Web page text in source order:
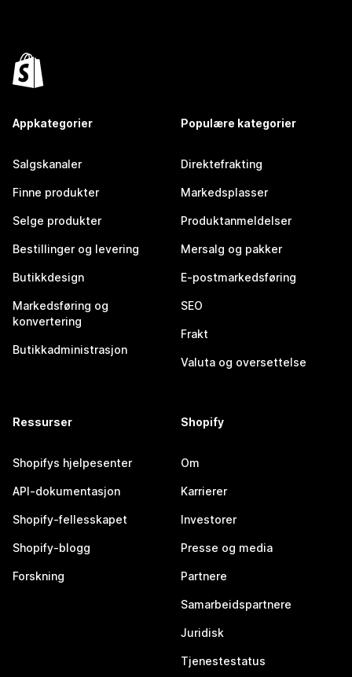
Appkategorier
Salgskanaler
Finne produkter
Selge produkter
Bestillinger og levering
Butikkdesign
Markedsføring og
konvertering
Butikkadministrasjon
Populære kategorier
Direktefrakting
Markedsplasser
Produktanmeldelser
Mersalg og pakker
E-postmarkedsføring
SEO
Frakt
Valuta og oversettelse
Ressurser
Shopifys hjelpesenter
API-dokumentasjon
Shopify-fellesskapet
Shopify-blogg
Forskning
Shopify
Om
Karrierer
Investorer
Presse og media
Partnere
Samarbeidspartnere
Juridisk
Tjenestestatus